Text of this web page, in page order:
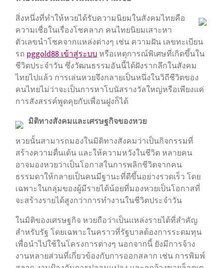
สิ่งหนึ่งที่ทำให้หวยได้รับความนิยมในสังคมไทยคือ
ความเชื่อในเรื่องโชคลาภ คนไทยนิยมเสาะหา
ตัวเลขนำโชคจากแหล่งต่างๆ เช่น ความฝัน เลขทะเบียน
รถ pggold88 เข้าสู่ระบบหรือเหตุการณ์พิเศษที่เกิดขึ้นใน
ชีวิตประจำวัน ซึ่งวัฒนธรรมอันนี้ได้ฝังรากลึกในสังคม
ไทยไปแล้ว การเล่นหวยจึงกลายเป็นหนึ่งในวิถีชีวิตของ
คนไทยไม่ว่าจะเป็นการหาโบนัสรางวัลใหญ่หรือเพียงแค่
การสังสรรค์พูดคุยกับเพื่อนฝูงก็ได้
มิติทางสังคมและเศรษฐกิจของหวย
หวยนั้นสามารถมองในมิติทางสังคมว่าเป็นกิจกรรมที่
สร้างความตื่นเต้น และให้ความหวังในชีวิต หลายคน
อาจมองหวยว่าเป็นโอกาสในการพลิกชีวิตจากคน
ธรรมดาให้กลายเป็นคนมีฐานะที่ดีขึ้นอย่างรวดเร็ว โดย
เฉพาะในกลุ่มของผู้มีรายได้น้อยที่มองหวยเป็นโอกาสที่
จะสร้างรายได้สูงกว่าการทำงานในชีวิตประจำวัน
ในมิติของเศรษฐกิจ หวยถือว่าเป็นแหล่งรายได้ที่สำคัญ
สำหรับรัฐ โดยเฉพาะในคราวที่รัฐบาลต้องการระดมทุน
เพื่อนำไปใช้ในโครงการต่างๆ นอกจากนี้ ยังมีการจ้าง
งานหลายส่วนที่เกี่ยวข้องกับการออกสลาก เช่น การพิมพ์